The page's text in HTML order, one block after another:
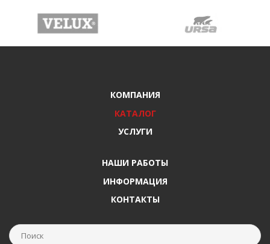
КОМПАНИЯ
КАТАЛОГ
УСЛУГИ
НАШИ РАБОТЫ
ИНФОРМАЦИЯ
КОНТАКТЫ